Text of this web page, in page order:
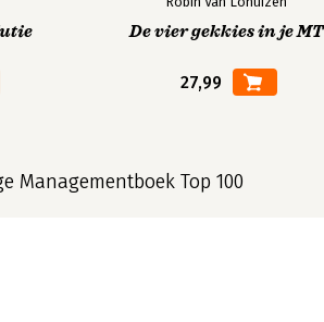
De vier gekkies in je MT
27,99
Managementboek Top 100